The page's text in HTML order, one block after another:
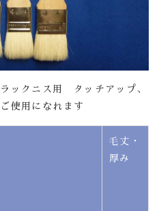
ックニス用 タッチアップ、
使用になれます
毛丈・
厚み